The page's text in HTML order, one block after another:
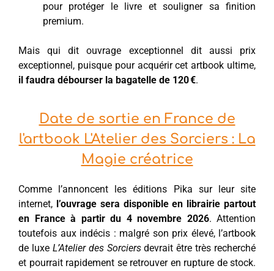
pour protéger le livre et souligner sa finition
premium.
Mais qui dit ouvrage exceptionnel dit aussi prix
exceptionnel, puisque pour acquérir cet artbook ultime,
il faudra débourser la bagatelle de 120 €.
Date de sortie en France de
l'artbook L'Atelier des Sorciers : La
Magie créatrice
Comme l’annoncent les éditions Pika sur leur site
internet, l’ouvrage sera disponible en librairie partout
en France à partir du 4 novembre 2026. Attention
toutefois aux indécis : malgré son prix élevé, l’artbook
de luxe L’Atelier des Sorciersdevrait être très recherché
et pourrait rapidement se retrouver en rupture de stock.